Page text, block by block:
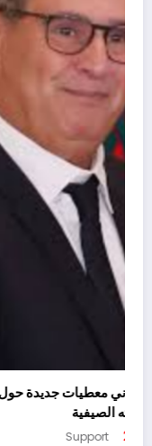
يسرّب تقرير إسباني
لأخنوش من عطلته
أغسطس 4, 2026